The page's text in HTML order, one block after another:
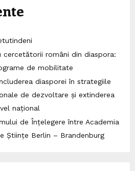
români din diaspora:
de mobilitate
diasporei în strategiile
de dezvoltare și extinderea
național
de Înțelegere între Academia
Științe Berlin – Brandenburg